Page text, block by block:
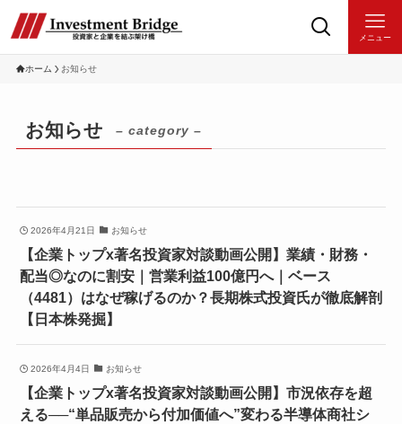
メニュー
ホーム お知らせ
お知らせ – category –
2026年4月21日 お知らせ
【企業トップx著名投資家対談動画公開】業績・財務・
配当◎なのに割安｜営業利益100億円へ｜ベース
（4481）はなぜ稼げるのか？長期株式投資氏が徹底解剖
【日本株発掘】
2026年4月4日 お知らせ
【企業トップx著名投資家対談動画公開】市況依存を超
える──“単品販売から付加価値へ”変わる半導体商社シ